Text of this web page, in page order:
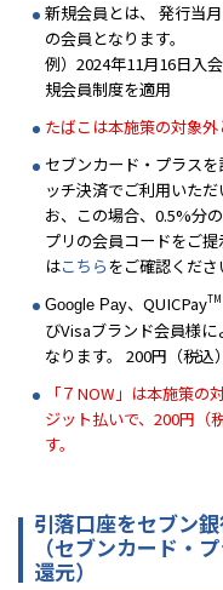
新規会員とは、 発行当
の会員となります。
例）2024年11月16日入
規会員制度を適用
たばこは本施策の対象外
セブンカード・プラス
ッチ決済でご利用いた
お、この場合、0.5%分
プリの会員コードをご
はこちらをご確認くださ
Google Pay、QUICPayTM
びVisaブランド会員様
なります。 200円（税込
「７NOW」は本施策
ジット払いで、200円（
す。
引落口座をセブン
（セブンカード・
還元）